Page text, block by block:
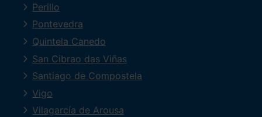
Perillo
Pontevedra
Quintela Canedo
San Cibrao das Viñas
Santiago de Compostela
Vigo
Vilagarcía de Arousa